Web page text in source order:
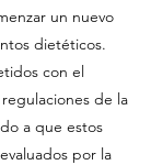
un nuevo
dietéticos.
con el
de la
a que estos
por la